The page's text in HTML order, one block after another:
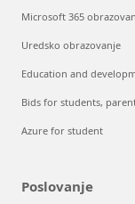
Microsoft 365
Uredsko obrazovanje
Education and
Bids for students,
Azure for student
Poslovanje